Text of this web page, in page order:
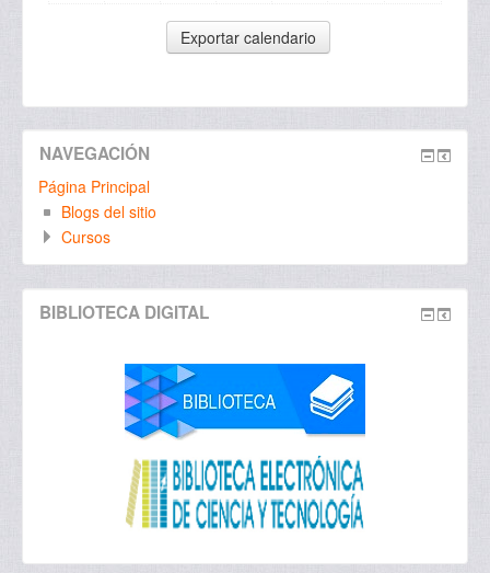
NAVEGACIÓN
Página Principal
Blogs del sitio
Cursos
BIBLIOTECA DIGITAL